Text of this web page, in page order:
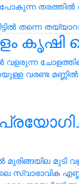
പോകുന്ന
കൃഷി
വളരുന്ന
വരണ്ട മണ്ണിൽ
മുരിങ്ങയില മുടി
സ്വാഭാവിക